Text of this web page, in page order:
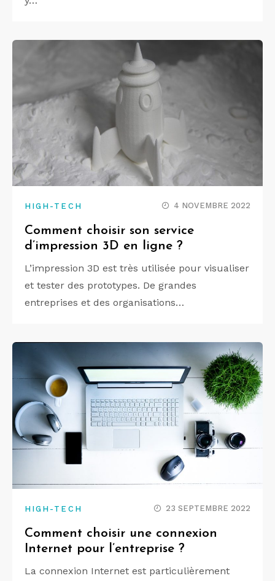
HIGH-TECH 4 NOVEMBRE 2022
Comment choisir son service
d’impression 3D en ligne ?
L’impression 3D est très utilisée pour visualiser
et tester des prototypes. De grandes
entreprises et des organisations…
HIGH-TECH 23 SEPTEMBRE 2022
Comment choisir une connexion
Internet pour l’entreprise ?
La connexion Internet est particulièrement